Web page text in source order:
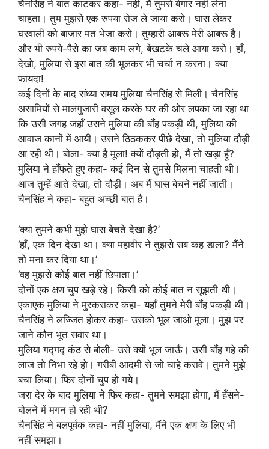
चैनसिंह ने बात काटकर कहा- नहीं, मैं तुमसे बेगार नहीं लेना
चाहता। तुम मुझसे एक रुपया रोज ले जाया करो। घास लेकर
घरवाली को बाजार मत भेजा करो। तुम्हारी आबरू मेरी आबरू है।
और भी रुपये-पैसे का जब काम लगे, बेखटके चले आया करो। हाँ,
देखो, मुलिया से इस बात की भूलकर भी चर्चा न करना। क्या
फायदा!
कई दिनों के बाद संध्या समय मुलिया चैनसिंह से मिली। चैनसिंह
असामियों से मालगुजारी वसूल करके घर की ओर लपका जा रहा था
कि उसी जगह जहाँ उसने मुलिया की बाँह पकड़ी थी, मुलिया की
आवाज कानों में आयी। उसने ठिठककर पीछे देखा, तो मुलिया दौड़ी
आ रही थी। बोला- क्या है मूला! क्यों दौड़ती हो, मैं तो खड़ा हूँ?
मुलिया ने हाँफते हुए कहा- कई दिन से तुमसे मिलना चाहती थी।
आज तुम्हें आते देखा, तो दौड़ी। अब मैं घास बेचने नहीं जाती।
चैनसिंह ने कहा- बहुत अच्छी बात है।
‘क्या तुमने कभी मुझे घास बेचते देखा है?’
‘हाँ, एक दिन देखा था। क्या महावीर ने तुझसे सब कह डाला? मैंने
तो मना कर दिया था।’
‘वह मुझसे कोई बात नहीं छिपाता।’
दोनों एक क्षण चुप खड़े रहे। किसी को कोई बात न सूझती थी।
एकाएक मुलिया ने मुस्कराकर कहा- यहाँ तुमने मेरी बाँह पकड़ी थी।
चैनसिंह ने लज्जित होकर कहा- उसको भूल जाओ मूला। मुझ पर
जाने कौन भूत सवार था।
मुलिया गद्गद्‍ कंठ से बोली- उसे क्यों भूल जाऊँ। उसी बाँह गहे की
लाज तो निभा रहे हो। गरीबी आदमी से जो चाहे करावे। तुमने मुझे
बचा लिया। फिर दोनों चुप हो गये।
जरा देर के बाद मुलिया ने फिर कहा- तुमने समझा होगा, मैं हँसने-
बोलने में मगन हो रही थी?
चैनसिंह ने बलपूर्वक कहा- नहीं मुलिया, मैंने एक क्षण के लिए भी
नहीं समझा।